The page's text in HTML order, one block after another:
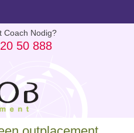
Coach Nodig?
50 888